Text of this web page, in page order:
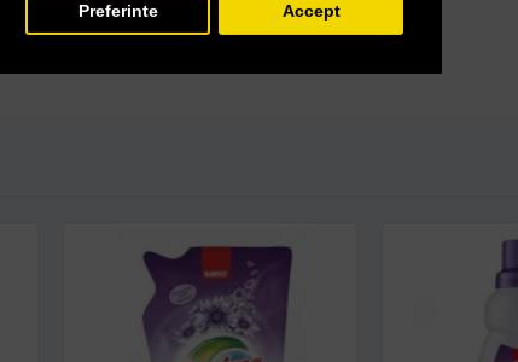
Preferinte Accept